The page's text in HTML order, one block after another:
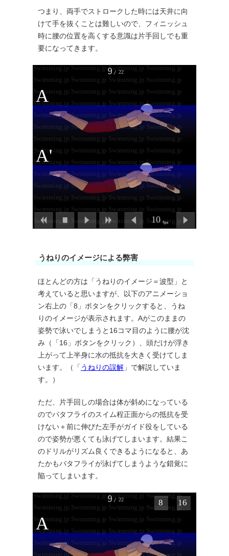
つまり、両手でストロークした時には天井に向
けて手を抜くことは難しいので、フィニッシュ
時に腰の位置を高くする意識は片手回しでも重
要になってきます。
うねりのイメージによる弊害
ほとんどの方は「うねりのイメージ＝波型」と
考えていると思いますが、以下のアニメーショ
ン右上の「8」ボタンをクリックすると、うね
りのイメージが表示されます。Aがこのままの
姿勢で泳いでしまうと16コマ目のように腰が沈
み（「16」ボタンをクリック）、頭だけが浮き
上がって上半身に水の抵抗を大きく受けてしま
います。（「 うねりの誤解 」で解説していま
す。）
ただ、片手回しの場合は体が斜めになっている
のでバタフライのスイム程正面からの抵抗を受
けない＋前に伸びた左手がガイド役をしている
ので姿勢が悪くても泳げてしまいます。結果こ
のドリルがリズム良くできるようになると、あ
たかもバタフライが泳げてしまうような錯覚に
陥ってしまいます。